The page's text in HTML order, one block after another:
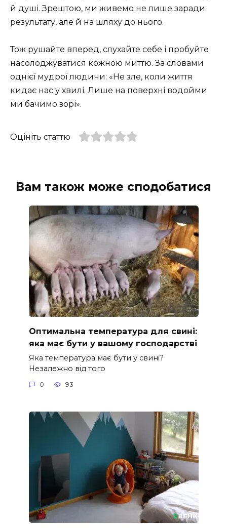
й душі. Зрештою, ми живемо не лише заради
результату, але й на шляху до нього.
Тож рушайте вперед, слухайте себе і пробуйте
насолоджуватися кожною миттю. За словами
однієї мудрої людини: «Не зле, коли життя
кидає нас у хвилі. Лише на поверхні водойми
ми бачимо зорі».
Оцініть статтю
Вам також може сподобатися
Оптимальна температура для свині:
яка має бути у вашому господарстві
Яка температура має бути у свині?
Незалежно від того
0 93